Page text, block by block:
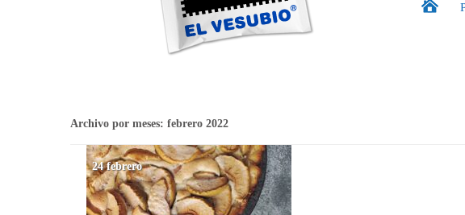
Archivo por meses: febrero 2022
24 febrero